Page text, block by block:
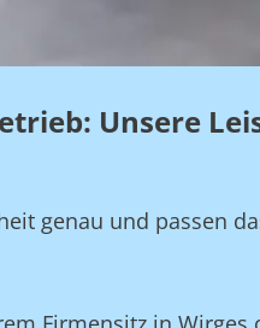
Unsere
genau und passen